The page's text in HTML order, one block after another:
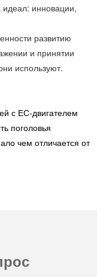
инновации,
развитию
и принятии
используют.
с ЕС-двигателем
поголовья
чем отличается от